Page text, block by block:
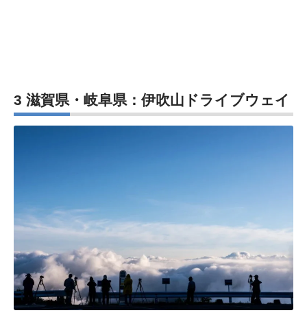
3 滋賀県・岐阜県：伊吹山ドライブウェイ